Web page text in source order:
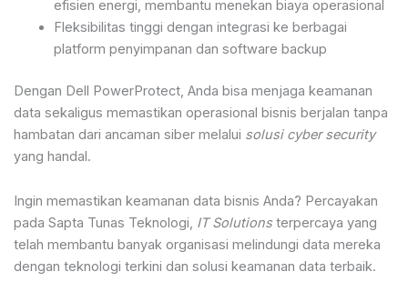
efisien energi, membantu menekan biaya operasional
Fleksibilitas tinggi dengan integrasi ke berbagai
platform penyimpanan dan software backup
Dengan Dell PowerProtect, Anda bisa menjaga keamanan
data sekaligus memastikan operasional bisnis berjalan tanpa
hambatan dari ancaman siber melalui solusi cyber security
yang handal.
Ingin memastikan keamanan data bisnis Anda? Percayakan
pada Sapta Tunas Teknologi, IT Solutionsterpercaya yang
telah membantu banyak organisasi melindungi data mereka
dengan teknologi terkini dan solusi keamanan data terbaik.